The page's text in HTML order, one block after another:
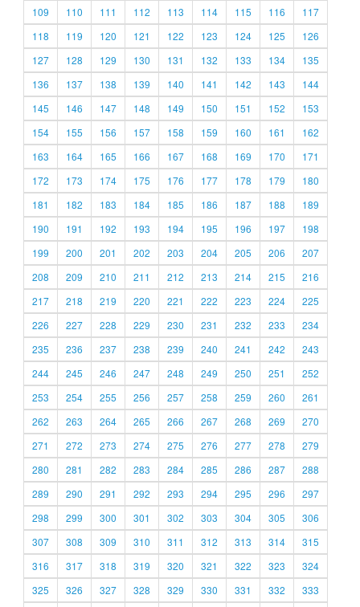
109
110 111 112 113 114 115 116
117
118
119 120 121 122 123 124 125
126
127
128 129 130 131 132 133 134
135
136
137 138 139 140 141 142 143
144
145
146 147 148 149 150 151 152
153
154
155 156 157 158 159 160 161
162
163
164 165 166 167 168 169 170
171
172
173 174 175 176 177 178 179
180
181
182 183 184 185 186 187 188
189
190
191 192 193 194 195 196 197
198
199
200 201 202 203 204 205 206
207
208
209 210 211 212 213 214 215
216
217
218 219 220 221 222 223 224
225
226
227 228 229 230 231 232 233
234
235
236 237 238 239 240 241 242
243
244
245 246 247 248 249 250 251
252
253
254 255 256 257 258 259 260
261
262
263 264 265 266 267 268 269
270
271
272 273 274 275 276 277 278
279
280
281 282 283 284 285 286 287
288
289
290 291 292 293 294 295 296
297
298
299 300 301 302 303 304 305
306
307
308 309 310 311 312 313 314
315
316
317 318 319 320 321 322 323
324
325
326 327 328 329 330 331 332 333